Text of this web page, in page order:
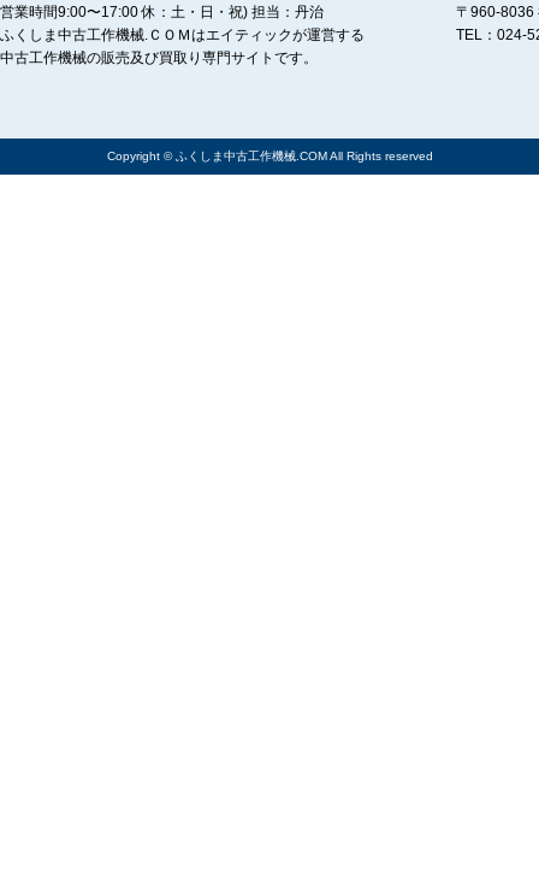
営業時間9:00〜17:00 休：土・日・祝) 担当：丹治
ふくしま中古工作機械.ＣＯＭはエイティックが運営する
中古工作機械の販売及び買取り専門サイトです。
〒960-8036
TEL：024-
Copyright © ふくしま中古工作機械.COM All Rights reserved